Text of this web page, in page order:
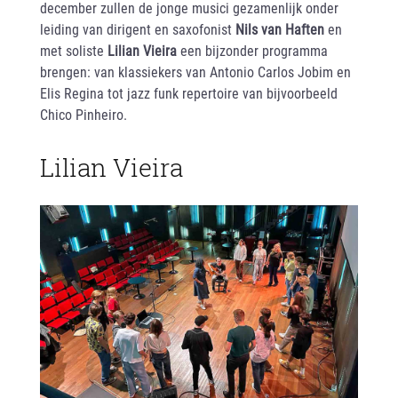
december zullen de jonge musici gezamenlijk onder
leiding van dirigent en saxofonist Nils van Haftenen
met soliste Lilian Vieiraeen bijzonder programma
brengen: van klassiekers van Antonio Carlos Jobim en
Elis Regina tot jazz funk repertoire van bijvoorbeeld
Chico Pinheiro.
Lilian Vieira